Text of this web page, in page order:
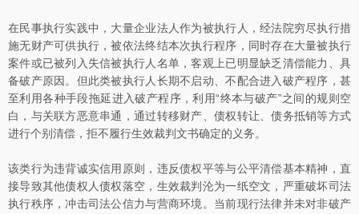
在民事执行实践中，大量企业法人作为被执行人，经法院穷尽执行措
施无财产可供执行，被依法终结本次执行程序，同时存在大量被执行
案件或已被列入失信被执行人名单，客观上已明显缺乏清偿能力、具
备破产原因。但此类被执行人长期不启动、不配合进入破产程序，甚
至利用各种手段拖延进入破产程序，利用“终本与破产”之间的规则空
白，与关联方恶意串通，通过转移财产、债权转让、债务抵销等方式
进行个别清偿，拒不履行生效裁判文书确定的义务。
该类行为违背诚实信用原则，违反债权平等与公平清偿基本精神，直
接导致其他债权人债权落空，生效裁判沦为一纸空文，严重破坏司法
执行秩序，冲击司法公信力与营商环境。当前现行法律并未对非破产